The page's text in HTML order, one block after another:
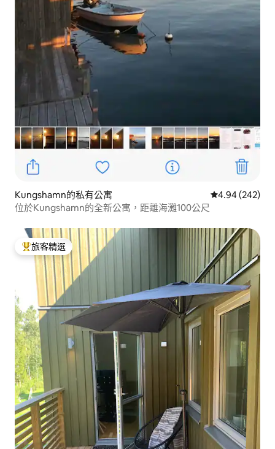
Kungshamn的私有公寓 從 242 則評價
4.94 (242)
位於Kungshamn的全新公寓，距離海灘100公尺
旅客精選榜首
旅客精選